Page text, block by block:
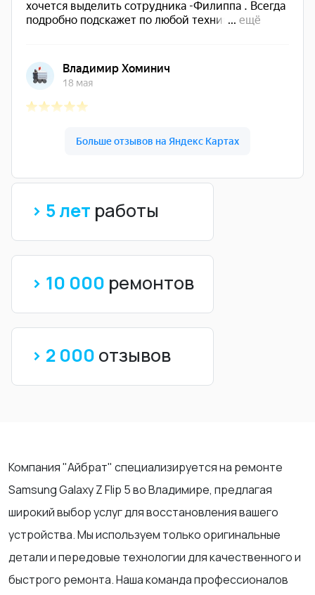
> 5 лет работы
> 10 000 ремонтов
> 2 000 отзывов
Компания "Айбрат" специализируется на ремонте
Samsung Galaxy Z Flip 5 во Владимире, предлагая
широкий выбор услуг для восстановления вашего
устройства. Мы используем только оригинальные
детали и передовые технологии для качественного и
быстрого ремонта. Наша команда профессионалов